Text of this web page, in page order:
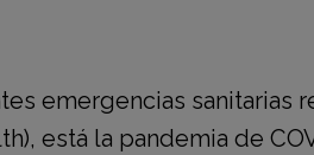
emergencias sanitarias
está la pandemia de